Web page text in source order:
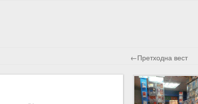
←Претходна вест